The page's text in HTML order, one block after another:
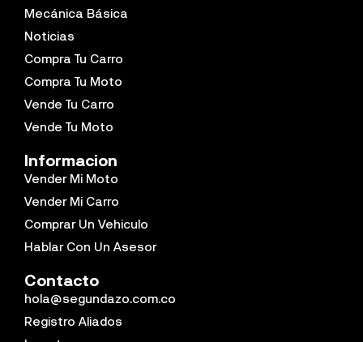
Mecánica Básica
Noticias
Compra Tu Carro
Compra Tu Moto
Vende Tu Carro
Vende Tu Moto
Informacion
Vender Mi Moto
Vender Mi Carro
Comprar Un Vehiculo
Hablar Con Un Asesor
Contacto
hola@segundazo.com.co
Registro Aliados